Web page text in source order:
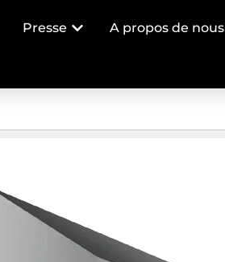
Presse A propos de nous